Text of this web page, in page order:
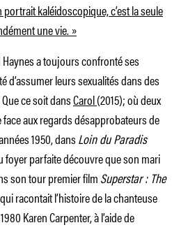
portrait kaléidoscopique, c’est la seule
une vie. »
a toujours confronté ses
d’assumer leurs sexualités dans des
ce soit dansCarol(2015); où deux
aux regards désapprobateurs de
1950, dansLoin du Paradis
foyer parfaite découvre que son mari
son tour premier filmSuperstar : The
racontait l’histoire de la chanteuse
Karen Carpenter, à l’aide de